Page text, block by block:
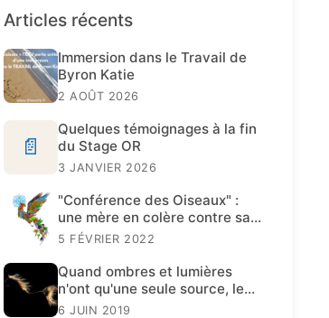
Articles récents
Immersion dans le Travail de
Byron Katie
2 AOÛT 2026
📄
Quelques témoignages à la fin
du Stage OR
3 JANVIER 2026
"Conférence des Oiseaux" :
une mère en colère contre sa
fille
5 FÉVRIER 2022
Quand ombres et lumières
n'ont qu'une seule source, le
Travail de Katie est présent.
6 JUIN 2019